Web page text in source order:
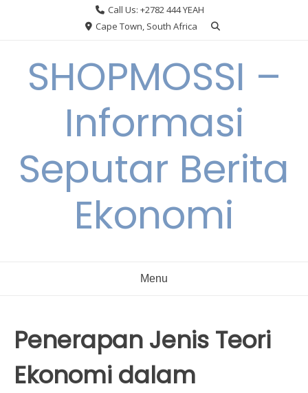
Call Us: +2782 444 YEAH
Cape Town, South Africa
SHOPMOSSI –
Informasi
Seputar Berita
Ekonomi
Menu
Penerapan Jenis Teori
Ekonomi dalam